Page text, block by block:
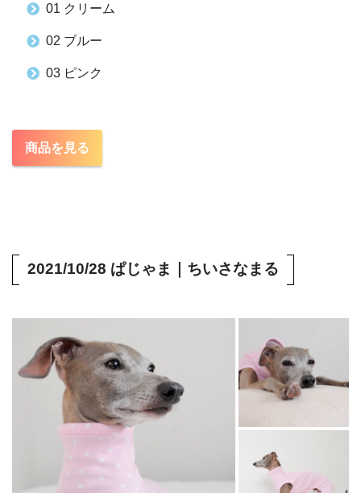
01 クリーム
02 ブルー
03 ピンク
商品を見る
2021/10/28 ぱじゃま｜ ちいさなまる